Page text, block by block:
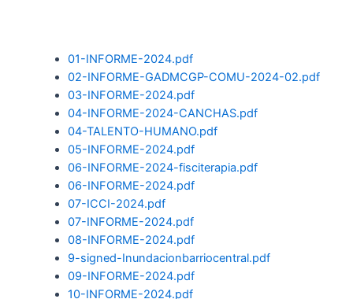
01-INFORME-2024.pdf
02-INFORME-GADMCGP-COMU-2024-02.pdf
03-INFORME-2024.pdf
04-INFORME-2024-CANCHAS.pdf
04-TALENTO-HUMANO.pdf
05-INFORME-2024.pdf
06-INFORME-2024-fisciterapia.pdf
06-INFORME-2024.pdf
07-ICCI-2024.pdf
07-INFORME-2024.pdf
08-INFORME-2024.pdf
9-signed-Inundacionbarriocentral.pdf
09-INFORME-2024.pdf
10-INFORME-2024.pdf